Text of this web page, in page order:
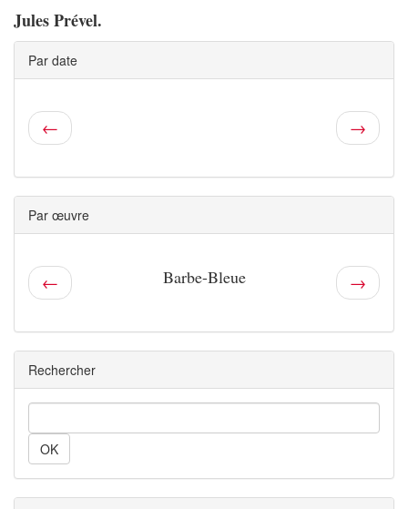
Jules Prével.
Par date
← →
Par œuvre
← Barbe-Bleue →
Rechercher